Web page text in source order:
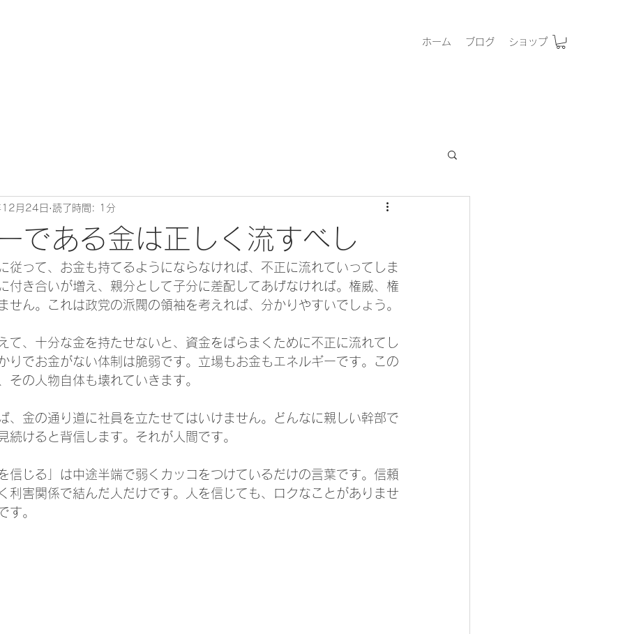
ホーム ブログ ショップ
である金は正しく流すべし
月24日 読了時間: 1分
従って、お金も持てるようにならなければ、不正に流れていってしま
付き合いが増え、親分として子分に差配してあげなければ。権威、権
せん。これは政党の派閥の領袖を考えれば、分かりやすいでしょう。
て、十分な金を持たせないと、資金をばらまくために不正に流れてし
りでお金がない体制は脆弱です。立場もお金もエネルギーです。この
その人物自体も壊れていきます。
、金の通り道に社員を立たせてはいけません。どんなに親しい幹部で
続けると背信します。それが人間です。
信じる」は中途半端で弱くカッコをつけているだけの言葉です。信頼
利害関係で結んだ人だけです。人を信じても、ロクなことがありませ
す。